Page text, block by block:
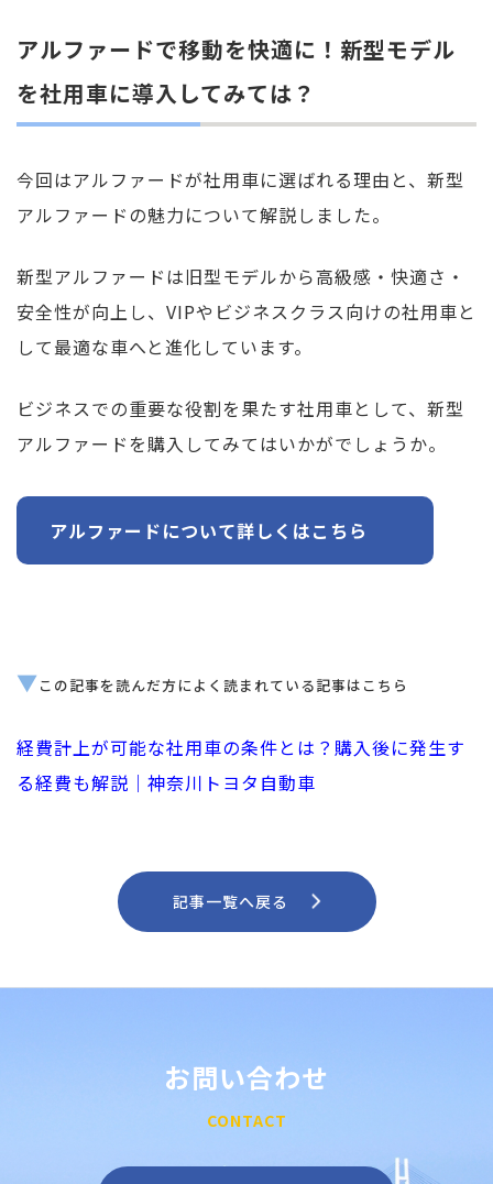
アルファードで移動を快適に！新型モデル
を社用車に導入してみては？
今回はアルファードが社用車に選ばれる理由と、新型
アルファードの魅力について解説しました。
新型アルファードは旧型モデルから高級感・快適さ・
安全性が向上し、VIPやビジネスクラス向けの社用車と
して最適な車へと進化しています。
ビジネスでの重要な役割を果たす社用車として、新型
アルファードを購入してみてはいかがでしょうか。
アルファードについて詳しくはこちら
▼ この記事を読んだ方によく読まれている記事はこちら
経費計上が可能な社用車の条件とは？購入後に発生す
る経費も解説｜神奈川トヨタ自動車
記事一覧へ戻る
お問い合わせ
CONTACT